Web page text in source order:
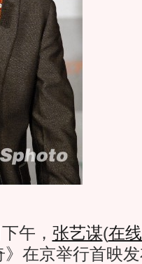
午， 张艺谋(在
在京举行首映